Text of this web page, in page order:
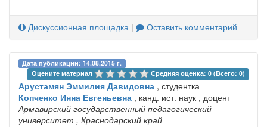
Дискуссионная площадка | Оставить комментарий
Дата публикации: 14.08.2015 г.
Оцените материал
Средняя оценка: 0 (Всего: 0)
Арустамян Эммилия Давидовна , студентка
Копченко Инна Евгеньевна , канд. ист. наук , доцент
Армавирский государственный педагогический
университет , Краснодарский край